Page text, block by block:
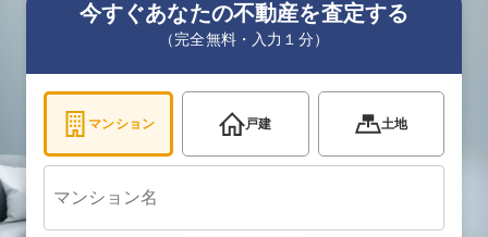
今すぐあなたの不動産を査定する
（完全無料・入力１分）
マンション 戸建 土地